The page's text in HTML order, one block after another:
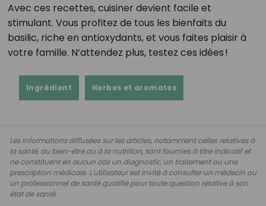
Avec ces recettes, cuisiner devient facile et
stimulant. Vous profitez de tous les bienfaits du
basilic, riche en antioxydants, et vous faites plaisir à
votre famille. N’attendez plus, testez ces idées !
Ingrédient Herbes et aromates
Les informations diffusées sur les articles, notamment celles relatives à
la santé, au bien-être ou à la nutrition, sont fournies à titre indicatif et
ne constituent en aucun cas un diagnostic, un traitement ou une
prescription médicale. L'utilisateur est invité à consulter un médecin ou
un professionnel de santé qualifié pour toute question relative à son
état de santé.